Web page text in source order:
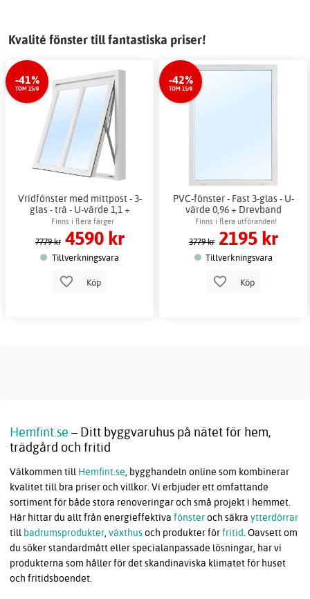
Kvalité fönster till fantastiska priser!
-41%
TOM 15/8
Vridfönster med mittpost - 3-
glas - trä - U-värde 1,1 +
Drevband
Finns i flera färger
7779 kr 4590 kr
Tillverkningsvara
Köp
-42%
TOM 15/8
PVC-fönster - Fast 3-glas - U-
värde 0,96 + Drevband
Finns i flera utföranden!
3779 kr 2195 kr
Tillverkningsvara
Köp
Hemfint.se – Ditt byggvaruhus på nätet för hem,
trädgård och fritid
Välkommen till Hemfint.se , bygghandeln online som kombinerar
kvalitet till bra priser och villkor. Vi erbjuder ett omfattande
sortiment för både stora renoveringar och små projekt i hemmet.
Här hittar du allt från energieffektiva fönsteroch säkra ytterdörrar
till badrumsprodukter växthusoch produkter förfritid . Oavsett om
du söker standardmått eller specialanpassade lösningar, har vi
produkterna som håller för det skandinaviska klimatet för huset
och fritidsboendet.